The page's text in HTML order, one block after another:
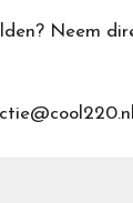
Neem